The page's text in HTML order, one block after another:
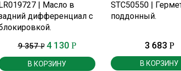
| Масло в
дифференциал с
9 357Р 4 130 Р
В КОРЗИНУ
STC50550 |
поддонный.
3 683 Р
В КОРЗИНУ